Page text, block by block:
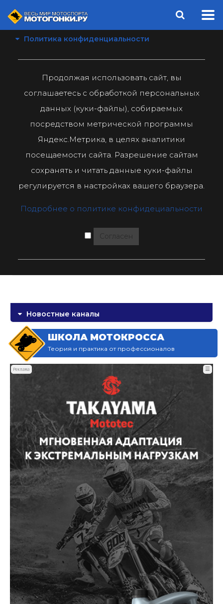
Политика конфиденциальности
Продолжая использовать сайт, вы
соглашаетесь с обработкой персональных
данных (куки-файлы), собираемых
посредством метрической программы
Яндекс.Метрика, в целях аналитики
посещаемости сайта. Разрешение сайтам
сохранять и читать данные куки-файлы
регулируется в настройках вашего браузера.
Подробнее о политике конфидециальности
Согласен
Новостные каналы
ШКОЛА МОТОКРОССА
Теория и практика от профессионалов
Реклама ☰